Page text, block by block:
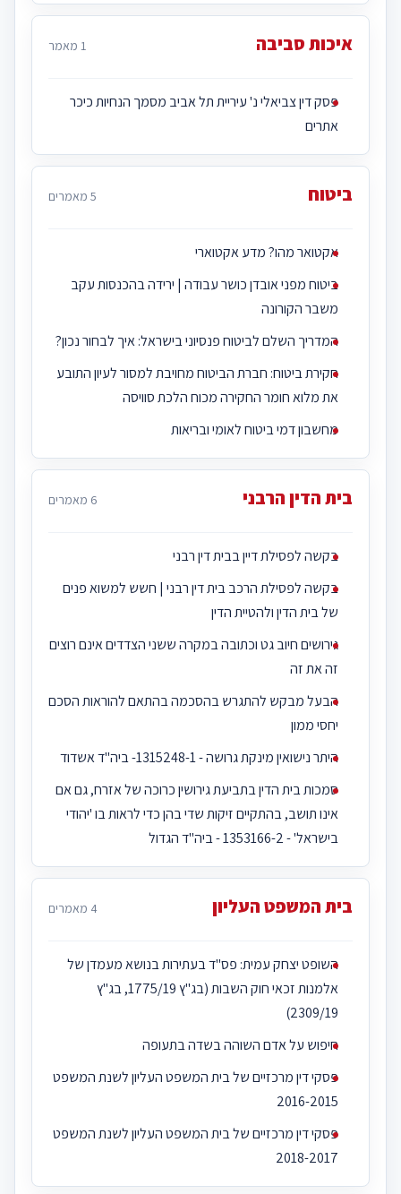
איכות סביבה 1 מאמר
פסק דין צביאלי נ' עיריית תל אביב מסמך הנחיות כיכר
אתרים
ביטוח 5 מאמרים
אקטואר מהו? מדע אקטוארי
ביטוח מפני אובדן כושר עבודה | ירידה בהכנסות עקב
משבר הקורונה
המדריך השלם לביטוח פנסיוני בישראל: איך לבחור נכון?
חקירת ביטוח: חברת הביטוח מחויבת למסור לעיון התובע
את מלוא חומר החקירה מכוח הלכת סוויסה
מחשבון דמי ביטוח לאומי ובריאות
בית הדין הרבני 6 מאמרים
בקשה לפסילת דיין בבית דין רבני
בקשה לפסילת הרכב בית דין רבני | חשש למשוא פנים
של בית הדין ולהטיית הדין
גירושים חיוב גט וכתובה במקרה ששני הצדדים אינם רוצים
זה את זה
הבעל מבקש להתגרש בהסכמה בהתאם להוראות הסכם
יחסי ממון
היתר נישואין מינקת גרושה - 1315248-1- ביה''ד אשדוד‎‎
סמכות בית הדין בתביעת גירושין כרוכה של אזרח, גם אם
אינו תושב, בהתקיים זיקות שדי בהן כדי לראות בו 'יהודי
בישראל' - 1353166-2 - ביה''ד הגדול‎‎
בית המשפט העליון 4 מאמרים
השופט יצחק עמית: פס"ד בעתירות בנושא מעמדן של
אלמנות זכאי חוק השבות (בג"ץ 1775/19, בג"ץ
2309/19)
חיפוש על אדם השוהה בשדה בתעופה
פסקי דין מרכזיים של בית המשפט העליון לשנת המשפט
2016-2015
פסקי דין מרכזיים של בית המשפט העליון לשנת המשפט
2018-2017